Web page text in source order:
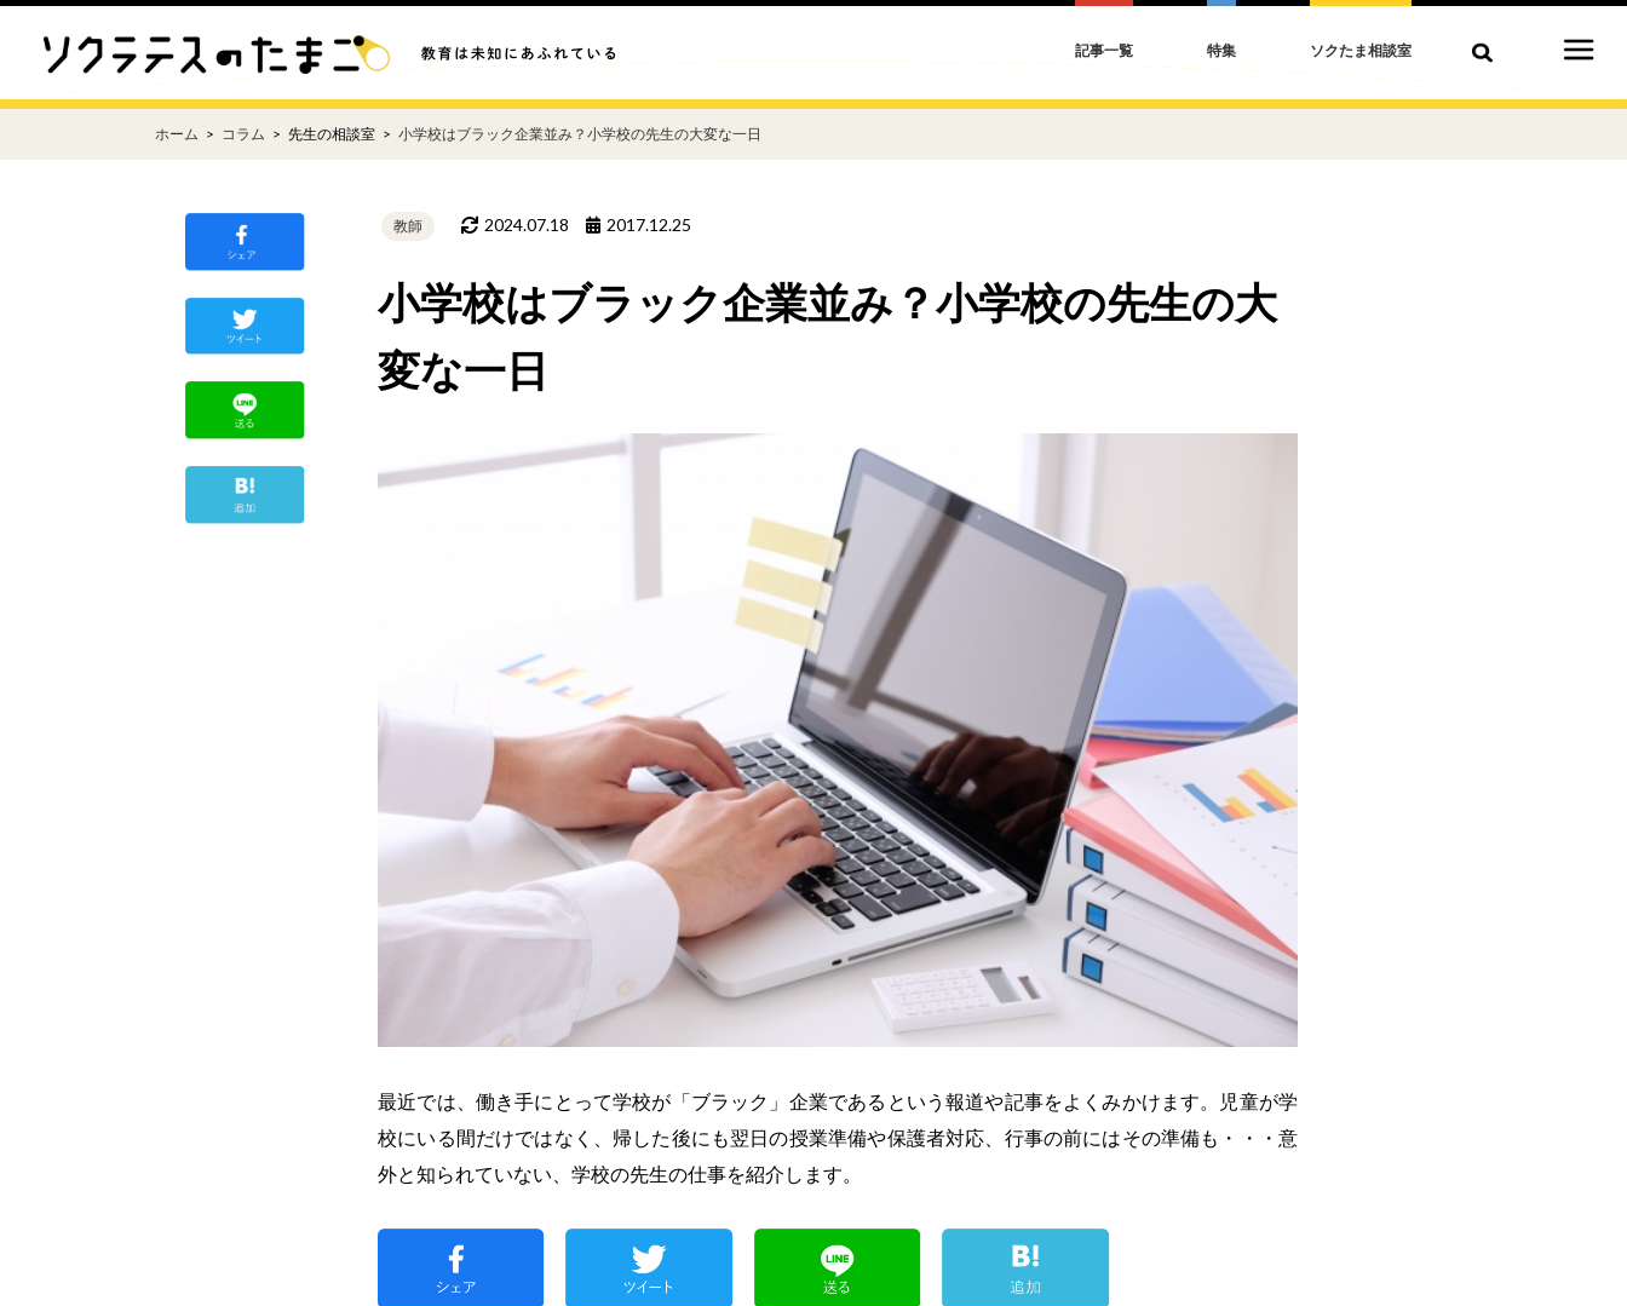
ホーム コラム 先生の相談室 小学校はブラック企業並み？小学校の先生の大変な一日
教師 2024.07.18 2017.12.25
小学校はブラック企業並み？小学校の先生の大
変な一日
最近では、働き手にとって学校が「ブラック」企業であるという報道や記事をよくみかけます。児童が学
校にいる間だけではなく、帰した後にも翌日の授業準備や保護者対応、行事の前にはその準備も・・・意
外と知られていない、学校の先生の仕事を紹介します。
記事一覧 特集 ソクたま相談室